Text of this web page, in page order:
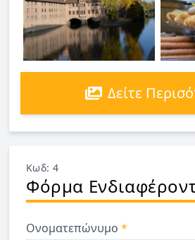
Δείτε
Κωδ: 4
Φόρμα
Ονοματεπώνυμο *